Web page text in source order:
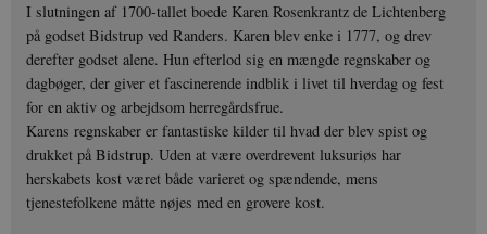
I slutningen af 1700-tallet boede Karen Rosenkrantz de Lichtenberg
på godset Bidstrup ved Randers. Karen blev enke i 1777, og drev
derefter godset alene. Hun efterlod sig en mængde regnskaber og
dagbøger, der giver et fascinerende indblik i livet til hverdag og fest
for en aktiv og arbejdsom herregårdsfrue.
Karens regnskaber er fantastiske kilder til hvad der blev spist og
drukket på Bidstrup. Uden at være overdrevent luksuriøs har
herskabets kost været både varieret og spændende, mens
tjenestefolkene måtte nøjes med en grovere kost.